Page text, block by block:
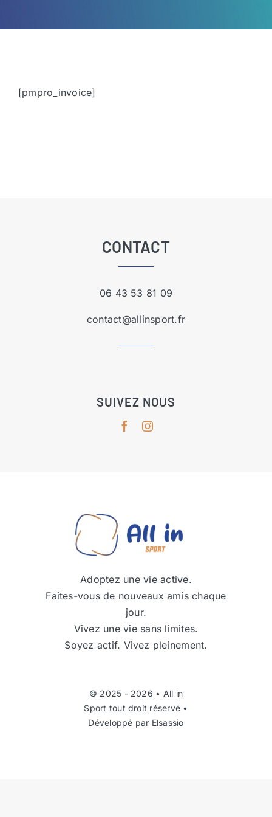
[pmpro_invoice]
CONTACT
06 43 53 81 09
contact@allinsport.fr
SUIVEZ NOUS
Adoptez une vie active.
Faites-vous de nouveaux amis chaque
jour.
Vivez une vie sans limites.
Soyez actif. Vivez pleinement.
© 2025 - 2026 • All in
Sport tout droit réservé •
Développé par Elsassio